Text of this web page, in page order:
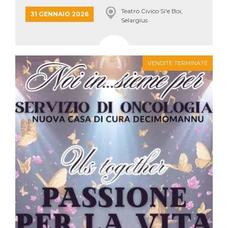
31 GENNAIO 2026
Teatro Civico Si'e Boi,
Selargius
VENDITE TERMINATE
generalmente
utilizzato per le
facilitando la
memorizzazione
dei contenuti
sul browser per
rendere le
pagine più
veloci.
CookieScriptConsent
CookieScript
oooh.events
4
settimane
2 giorni
Questo cookie
viene utilizzato
dal servizio
Cookie-
Script.com per
ricordare le
preferenze di
consenso sui
cookie dei
visitatori. È
necessario che il
banner dei
cookie di
Cookie-
Script.com
funzioni